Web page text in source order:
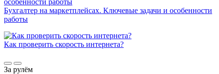
Бухгалтер на маркетплейсах. Ключевые задачи и особенности
работы
Как проверить скорость интернета?
За рулём